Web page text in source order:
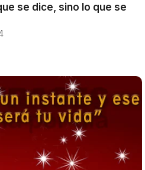
se dice, sino lo que se